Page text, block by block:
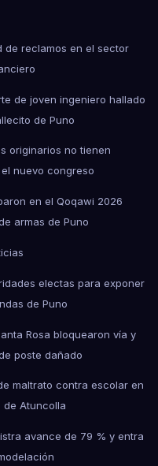
de reclamos en el sector
de joven ingeniero hallado
de Puno
originarios no tienen
nuevo congreso
en el Qoqawi 2026
armas de Puno
electas para exponer
de Puno
Rosa bloquearon vía y
poste dañado
maltrato contra escolar en
Atuncolla
avance de 79 % y entra